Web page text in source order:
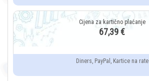
67,39 €
Diners, PayPal, Kartice na rate